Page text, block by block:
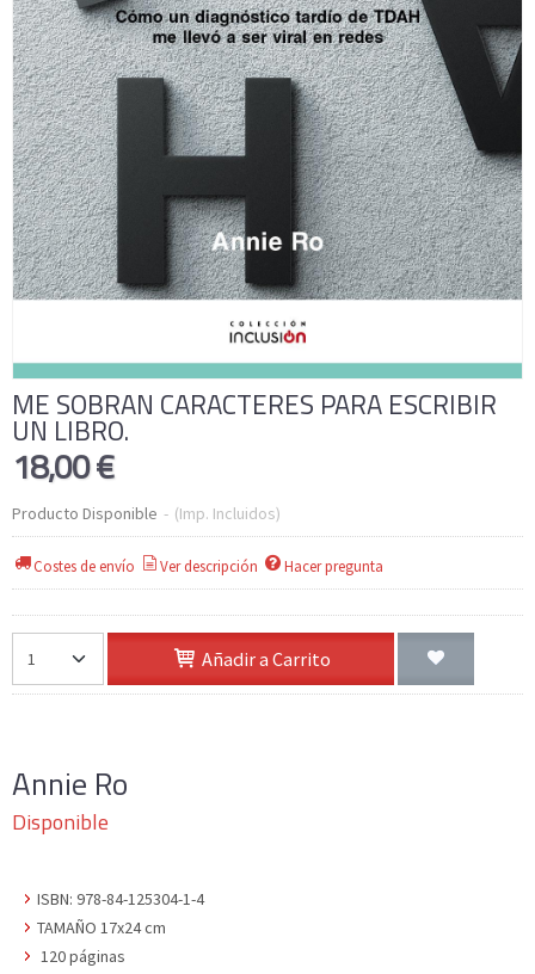
ME SOBRAN CARACTERES PARA ESCRIBIR
UN LIBRO.
18,00 €
Producto Disponible - (Imp. Incluidos)
Costes de envío Ver descripción Hacer pregunta
Añadir a Carrito
Annie Ro
Disponible
ISBN: 978-84-125304-1-4
TAMAÑO 17x24 cm
120 páginas